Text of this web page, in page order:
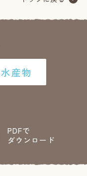
水産物
PDFで
ダウンロード